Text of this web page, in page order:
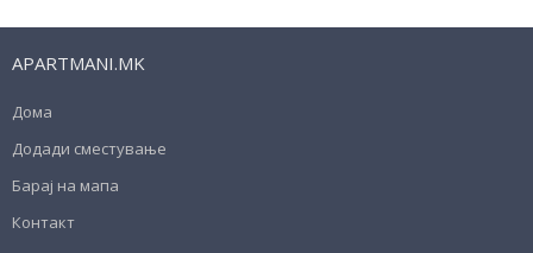
APARTMANI.MK
Дома
Додади сместување
Барај на мапа
Контакт